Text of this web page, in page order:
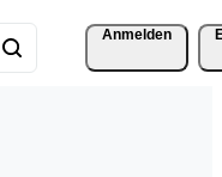
Anmelden